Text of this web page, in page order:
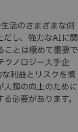
活のさまざまな側
だし、強力なAIに関
ことは極めて重要で
クノロジー大手企
利益とリスクを慎
人類の向上のために
必要があります。